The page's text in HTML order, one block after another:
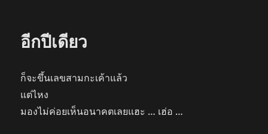
อีกปีเดียว
ก็จะขึ้นเลขสามกะเค้าแล้ว
แต่ไหง
มองไม่ค่อยเห็นอนาคตเลยแฮะ … เฮ่อ …